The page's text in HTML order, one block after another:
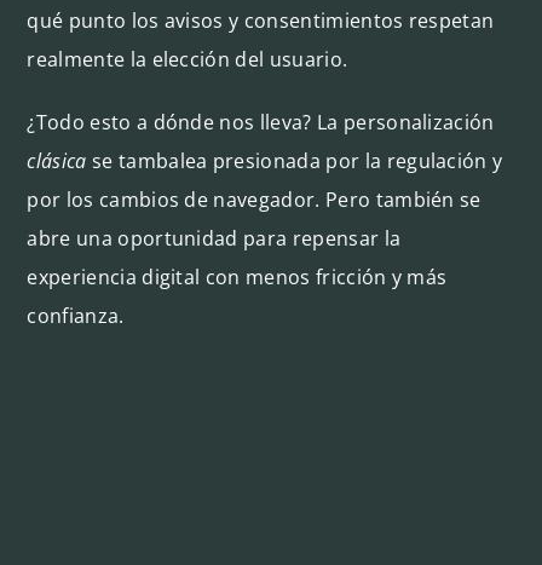
qué punto los avisos y consentimientos respetan
realmente la elección del usuario.
¿Todo esto a dónde nos lleva? La personalización
clásica se tambalea presionada por la regulación y
por los cambios de navegador. Pero también se
abre una oportunidad para repensar la
experiencia digital con menos fricción y más
confianza.